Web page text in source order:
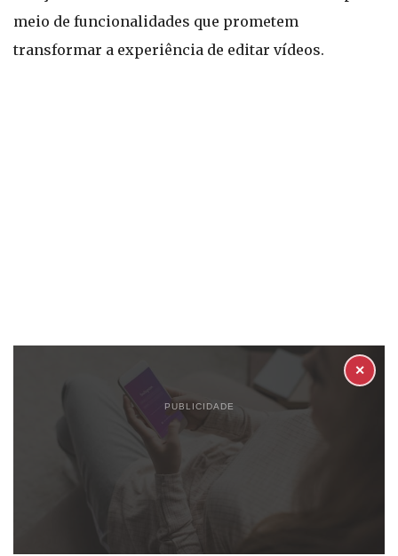
meio de funcionalidades que prometem
transformar a experiência de editar vídeos.
PUBLICIDADE
✕